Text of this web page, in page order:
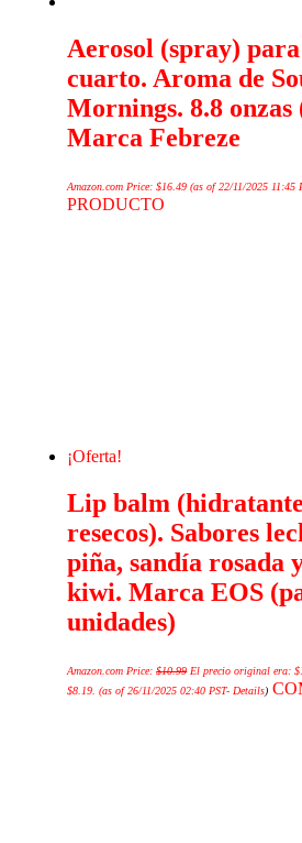
Aerosol (spray)
cuarto. Aroma de
Mornings. 8.8 onzas
Marca Febreze
Amazon.com Price:$16.49 (as of 22/11/2025 11:45
PRODUCTO
¡Oferta!
Lip balm
resecos). Sabores
piña, sandía rosada
kiwi. Marca EOS
unidades)
Amazon.com Price:$10.99 El precio original era:
$8.19. (as of 26/11/2025 02:40 PST- Details)